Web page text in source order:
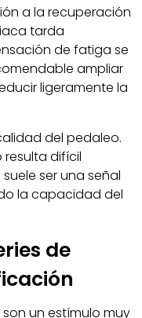
a la recuperación
tarda
de fatiga se
ampliar
ligeramente la
del pedaleo.
difícil
ser una señal
la capacidad del
de
son un estímulo muy